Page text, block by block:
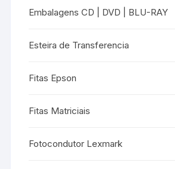
Embalagens CD | DVD | BLU-RAY
Esteira de Transferencia
Fitas Epson
Fitas Matriciais
Fotocondutor Lexmark